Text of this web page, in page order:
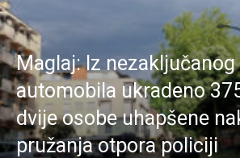
Maglaj: Iz nezaključanog
automobila ukradeno
dvije osobe uhapšene
pružanja otpora policiji